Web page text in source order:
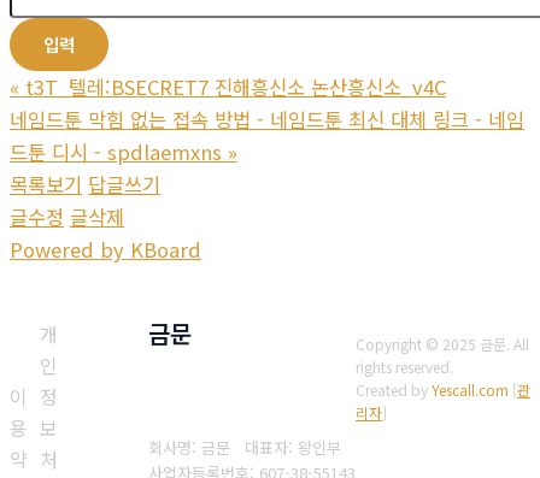
« t3T_텔레:BSECRET7 진해흥신소 논산흥신소_v4C
네임드툰 막힘 없는 접속 방법 - 네임드툰 최신 대체 링크 - 네임
드툰 디시 - spdlaemxns »
목록보기 답글쓰기
글수정 글삭제
Powered by KBoard
이
용
약
개
인
정
보
처
금문
회사명: 금문 대표자: 왕인부
사업자등록번호: 607-38-55143
Copyright © 2025 금문. All
rights reserved.
Created byYescall.com [관
리자]